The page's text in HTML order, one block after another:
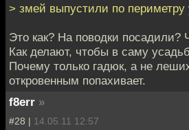
> змей выпустили по периметру
Это как? На поводки
Как делают, чтобы в саму
Почему только гадюк, а не
откровенным попахивает.
f8err »
#28 | 14.05.11 12:57